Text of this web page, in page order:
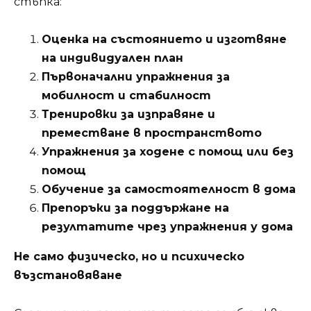
Оценка на състоянието и изготвяне
на индивидуален план
Първоначални упражнения за
мобилност и стабилност
Тренировки за изправяне и
преместване в пространството
Упражнения за ходене с помощ или без
помощ
Обучение за самостоятелност в дома
Препоръки за поддържане на
резултатите чрез упражнения у дома
Не само физическо, но и психическо
възстановяване